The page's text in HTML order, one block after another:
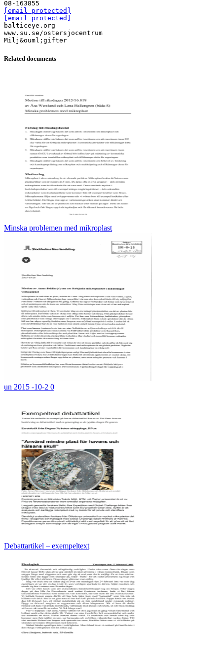
[email protected]
[email protected]
balticeye.org
www.su.se/ostersjocentrum
Related documents
Minska problemen med mikroplast
un 2015 -10-2 0
Debattartikel – exempeltext